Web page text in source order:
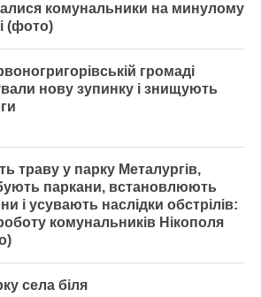
комунальники на минулому
(фото)
громаді
нову зупинку і знищують
траву у парку Металургів,
паркани, встановлюють
і усувають наслідки обстрілів:
комунальників Нікополя
села біля